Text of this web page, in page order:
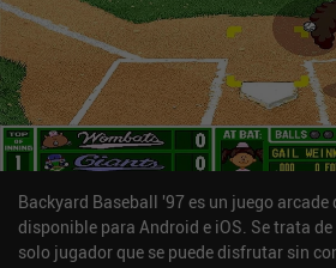
Backyard Baseball '97 es un juego arcade
disponible para Android e iOS. Se trata
solo jugador que se puede disfrutar sin